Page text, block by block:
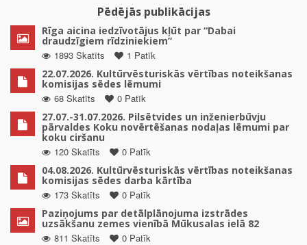
Pēdējās publikācijas
Rīga aicina iedzīvotājus kļūt par “Dabai
draudzīgiem rīdziniekiem”
1893 Skatīts
1 Patīk
22.07.2026. Kultūrvēsturiskās vērtības noteikšanas
komisijas sēdes lēmumi
68 Skatīts
0 Patīk
27.07.-31.07.2026. Pilsētvides un inženierbūvju
pārvaldes Koku novērtēšanas nodaļas lēmumi par
koku ciršanu
120 Skatīts
0 Patīk
04.08.2026. Kultūrvēsturiskās vērtības noteikšanas
komisijas sēdes darba kārtība
173 Skatīts
0 Patīk
Paziņojums par detālplānojuma izstrādes
uzsākšanu zemes vienībā Mūkusalas ielā 82
811 Skatīts
0 Patīk